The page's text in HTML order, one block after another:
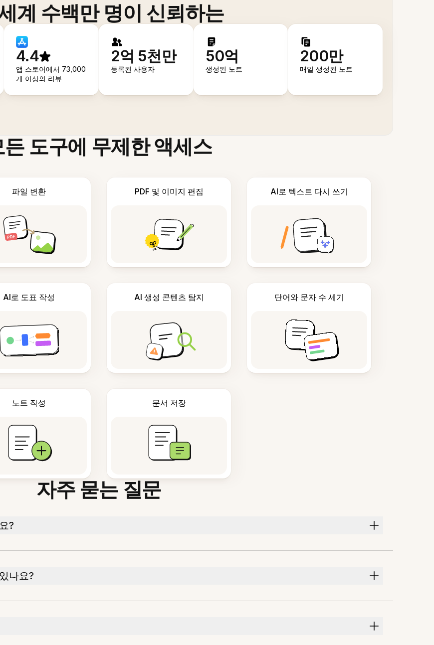
계 수백만 명이 신뢰하는
4.4
앱 스토어에서 73,000
개 이상의 리뷰
2억 5천만
등록된 사용자
50억
생성된 노트
200만
매일 생성된 노트
든 도구에 무제한 액세스
파일 변환 PDF 및 이미지 편집 AI로 텍스트 다시 쓰기
AI로 도표 작성 AI 생성 콘텐츠 탐지 단어와 문자 수 세기
노트 작성 문서 저장
자주 묻는 질문
?
나요?